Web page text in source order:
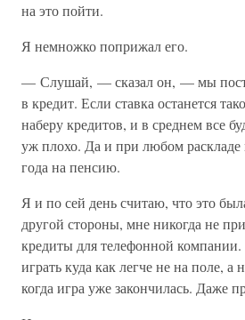
на это пойти.
Я немножко поприжал его.
— Слушай, — сказал он, — мы
в кредит. Если ставка останется
наберу кредитов, и в среднем все
уж плохо. Да и при любом раскладе
года на пенсию.
Я и по сей день считаю, что это
другой стороны, мне никогда не
кредиты для телефонной
играть куда как легче не на поле, а
когда игра уже закончилась. Даже